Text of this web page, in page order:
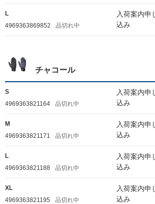
L
4969363869852
品切れ中
入荷案内申
込み
チャコール
S
4969363821164
品切れ中
入荷案内申
込み
M
4969363821171
品切れ中
入荷案内申
込み
L
4969363821188
品切れ中
入荷案内申
込み
XL
4969363821195
品切れ中
入荷案内申
込み